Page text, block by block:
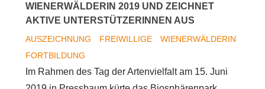
WIENERWÄLDERIN 2019 UND ZEICHNET
AKTIVE UNTERSTÜTZERINNEN AUS
AUSZEICHNUNG FREIWILLIGE
WIENERWÄLDERIN
FORTBILDUNG
Im Rahmen des Tag der Artenvielfalt am 15. Juni